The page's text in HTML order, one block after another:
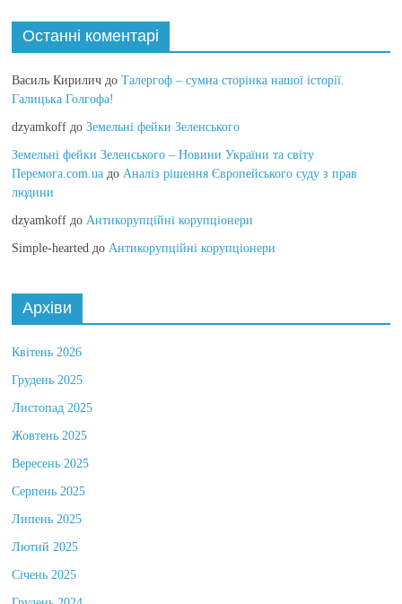
Останні коментарі
Василь Кирилич до Талергоф – сумна сторінка нашої історії.
Галицька Голгофа!
dzyamkoff доЗемельні фейки Зеленського
Земельні фейки Зеленського – Новини України та світу
Перемога.com.ua доАналіз рішення Європейського суду з прав
людини
dzyamkoff доАнтикорупційні корупціонери
Simple-hearted доАнтикорупційні корупціонери
Архіви
Квітень 2026
Грудень 2025
Листопад 2025
Жовтень 2025
Вересень 2025
Серпень 2025
Липень 2025
Лютий 2025
Січень 2025